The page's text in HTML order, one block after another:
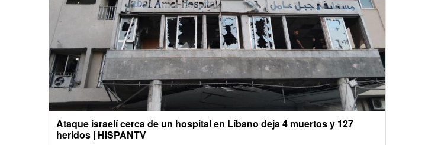
Ataque israelí cerca de un hospital en Líbano deja 4 muertos y 127
heridos | HISPANTV